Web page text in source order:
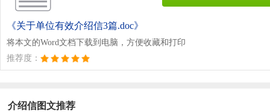
《关于单位有效介绍信3篇.doc》
将本文的Word文档下载到电脑，方便收藏和打印
推荐度：
介绍信图文推荐